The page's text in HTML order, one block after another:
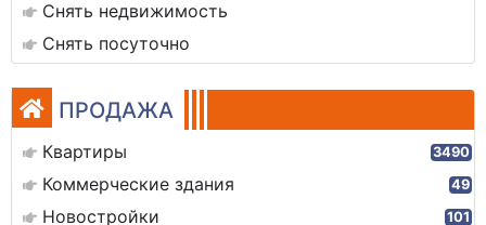
Снять недвижимость
Снять посуточно
ПРОДАЖА
Квартиры 3490
Коммерческие здания 49
Новостройки 101